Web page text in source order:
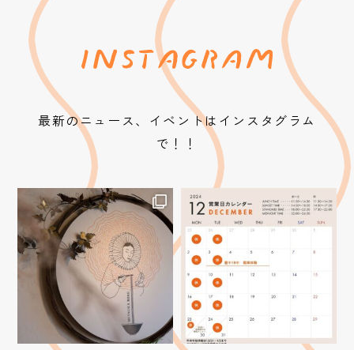
最新のニュース、イベントはインスタグラム
で！！